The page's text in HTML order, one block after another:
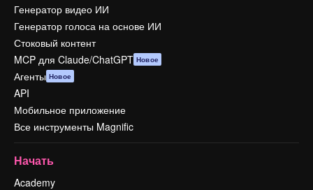
Генератор видео ИИ
Генератор голоса на основе ИИ
Стоковый контент
MCP для Claude/ChatGPT Новое
Агенты Новое
API
Мобильное приложение
Все инструменты Magnific
Начать
Academy